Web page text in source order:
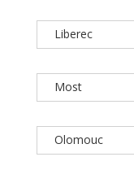
Liberec
Most
Olomouc